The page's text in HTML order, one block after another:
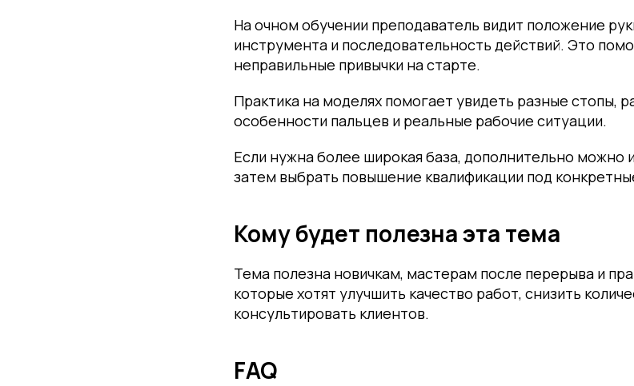
На очном обучении преподаватель видит положение
инструмента и последовательность действий. Это
неправильные привычки на старте.
Практика на моделях помогает увидеть разные стопы,
особенности пальцев и реальные рабочие ситуации.
Если нужна более широкая база, дополнительно можно
затем выбрать повышение квалификации под
Кому будет полезна эта тема
Тема полезна новичкам, мастерам после перерыва и
которые хотят улучшить качество работ, снизить
консультировать клиентов.
FAQ